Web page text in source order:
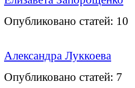
Опубликовано статей: 10
Александра Луккоева
Опубликовано статей: 7